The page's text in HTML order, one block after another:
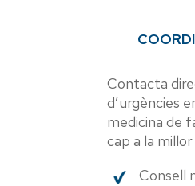
Contacta
d’urgències
medicina de
cap a la
Consell